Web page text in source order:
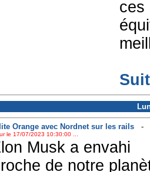
ces
Orange avec Nordnet sur les rails-
le 17/07/2023 10:30:00 ...
Musk a envahi
de notre